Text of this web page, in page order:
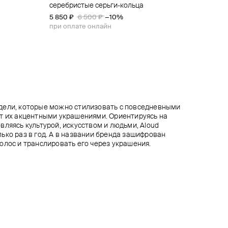
серебристые серьги-кольца
5 850 ₽ 6 500 ₽ −10%
при оплате онлайн
золотистые серьги-кольца с подвесками
6 300 ₽ 7 000 ₽ −10%
при оплате онлайн
серебристые серьги-кольца с узелками
4 050 ₽ 4 500 ₽ −10%
при оплате онлайн
биколорные двойные серьги
3 480 ₽ 8 700 ₽ −60%
при оплате онлайн
которые можно стилизовать с повседневными
их акцентными украшениями. Ориентируясь на
культурой, искусством и людьми, Aloud
раз в год. А в названии бренда зашифрован
и транслировать его через украшения.